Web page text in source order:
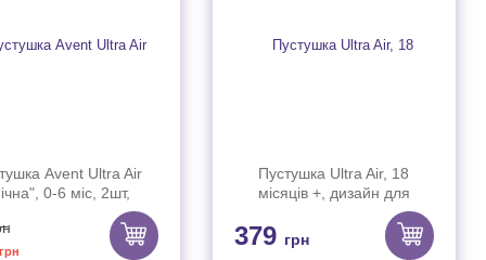
Avent Ultra Air
0-6 міс, 2шт,
для хлопчиків
грн
Пустушка Ultra Air, 18
місяців +, дизайн для
379 грн